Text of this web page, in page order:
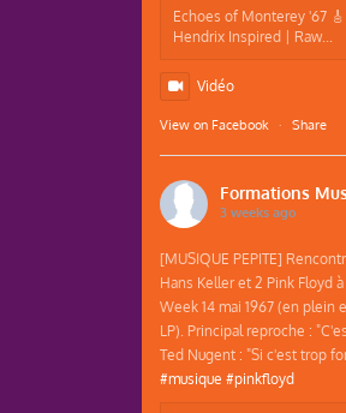
Echoes of Monterey '67 🎸
Hendrix Inspired | Raw...
Vidéo
View on Facebook · Share
Formations
3 weeks ago
[MUSIQUE PEPITE]
Hans Keller et 2 Pink Floyd
Week 14 mai 1967 (en plein
LP). Principal reproche :
Ted Nugent : "Si c'est trop
#musique #pinkfloyd